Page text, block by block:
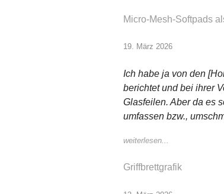
Micro-Mesh-Softpads
19. März 2026
Ich habe ja von den
berichtet und bei ihrer
Glasfeilen. Aber da es
umfassen bzw.,
weiterlesen...
Griffbrettgrafik